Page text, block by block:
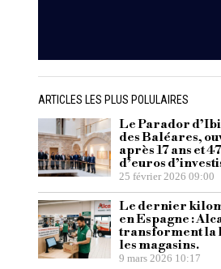
ARTICLES LES PLUS POLULAIRES
Le Parador
des Baléares,
après 17 ans et
d’euros
25 février 2026 09:00
Le dernier
en Espagne :
transforment la
les magasins.
9 mars 2026 10:17